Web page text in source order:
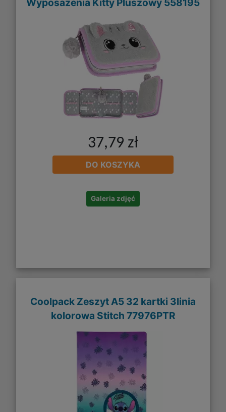
37,79 zł
DO KOSZYKA
Galeria zdjęć
Coolpack Zeszyt A5 32 kartki 3linia
kolorowa Stitch 77976PTR